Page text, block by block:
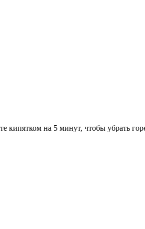
на 5 минут, чтобы убрать